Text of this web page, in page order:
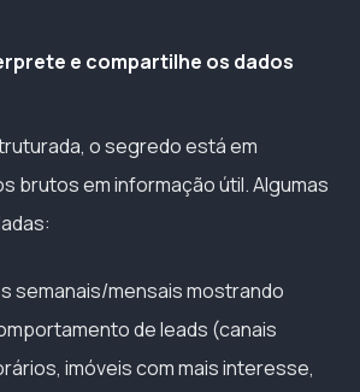
e compartilhe os dados
o segredo está em
brutos em informação útil. Algumas
semanais/mensais mostrando
de leads (canais
imóveis com mais interesse,